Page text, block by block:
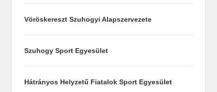
Vöröskereszt Szuhogyi Alapszervezete
Szuhogy Sport Egyesület
Hátrányos Helyzetű Fiatalok Sport Egyesület